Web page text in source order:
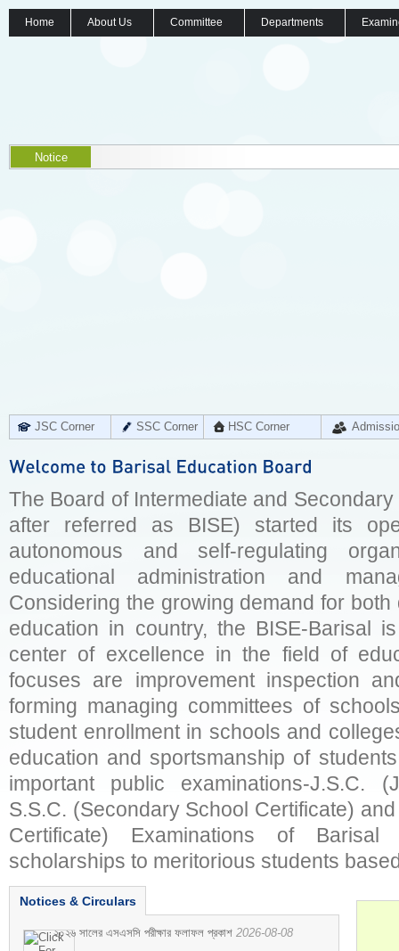
Home About Us Committee Departments
Notice
JSC Corner SSC Corner HSC Corner
The Board of Intermediate and
after referred as BISE) started its
autonomous and self-regulating
educational administration and
Considering the growing demand for
education in country, the BISE-Barisal
center of excellence in the field of
focuses are improvement inspection
forming managing committees of
student enrollment in schools and
education and sportsmanship of
important public examinations-J.S.C.
S.S.C. (Secondary School Certificate)
Certificate) Examinations of
scholarships to meritorious students
Notices & Circulars
২০২৬ সালের এসএসসি পরীক্ষার ফলাফল প্রকাশ 2026-08-08